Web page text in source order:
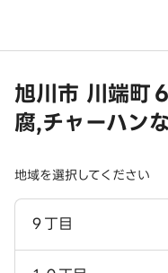
旭川市 川端町
腐,チャーハン
地域を選択してください
９丁目